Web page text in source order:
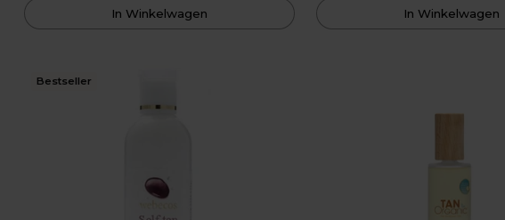
In Winkelwagen In Winkelwagen
Bestseller